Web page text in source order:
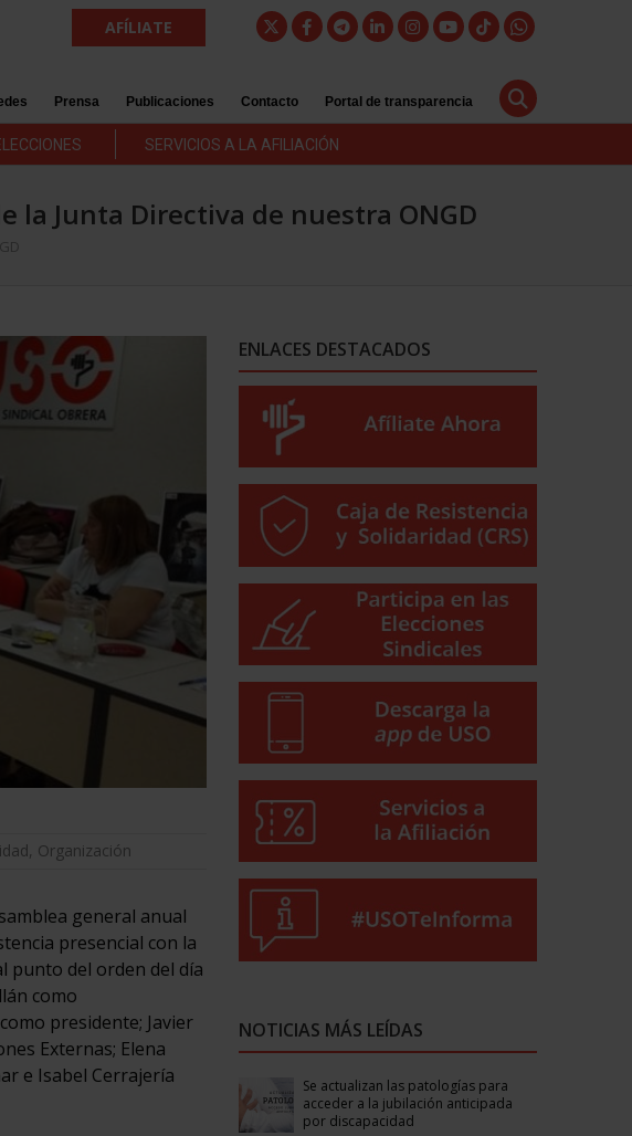
AFÍLIATE
Prensa Publicaciones Contacto Portal de transparencia
SERVICIOS A LA AFILIACIÓN
la Junta Directiva de nuestra ONGD
, Organización
general anual
presencial con la
punto del orden del día
como
presidente; Javier
Externas; Elena
e Isabel Cerrajería
ENLACES DESTACADOS
NOTICIAS MÁS LEÍDAS
Se actualizan las patologías para
acceder a la jubilación anticipada
por discapacidad